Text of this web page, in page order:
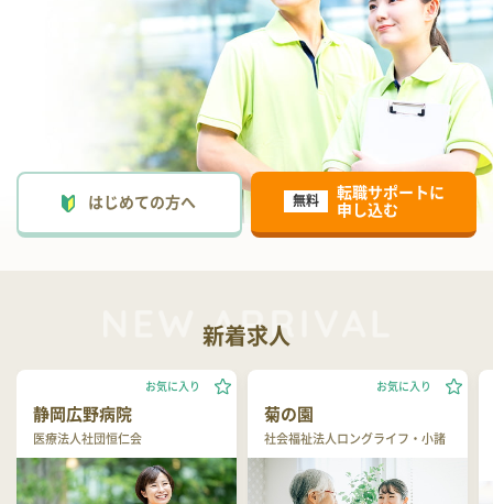
はじめての方へ 無料
転職サポートに
申し込む
新着求人
静岡広野病院
医療法人社団恒仁会
お気に入り
菊の園
社会福祉法人ロングライフ・小諸
お気に入り